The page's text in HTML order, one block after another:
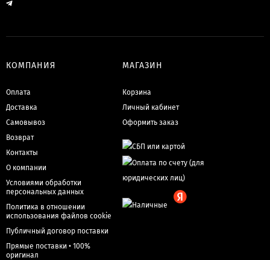
КОМПАНИЯ
Оплата
Доставка
Самовывоз
Возврат
Контакты
О компании
Условиями обработки
персональных данных
Политика в отношении
использования файлов cookie
Публичный договор поставки
Прямые поставки • 100%
оригинал
МАГАЗИН
Корзина
Личный кабинет
Оформить заказ